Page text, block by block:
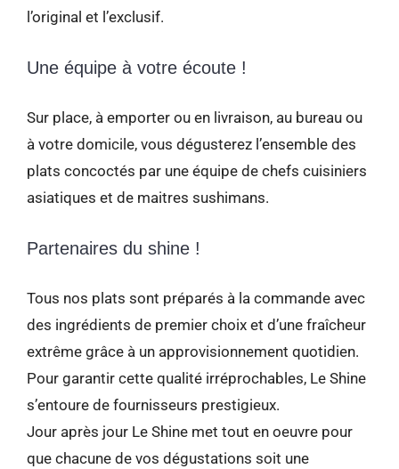
l’original et l’exclusif.
Une équipe à votre écoute !
Sur place, à emporter ou en livraison, au bureau ou
à votre domicile, vous dégusterez l’ensemble des
plats concoctés par une équipe de chefs cuisiniers
asiatiques et de maitres sushimans.
Partenaires du shine !
Tous nos plats sont préparés à la commande avec
des ingrédients de premier choix et d’une fraîcheur
extrême grâce à un approvisionnement quotidien.
Pour garantir cette qualité irréprochables, Le Shine
s’entoure de fournisseurs prestigieux.
Jour après jour Le Shine met tout en oeuvre pour
que chacune de vos dégustations soit une